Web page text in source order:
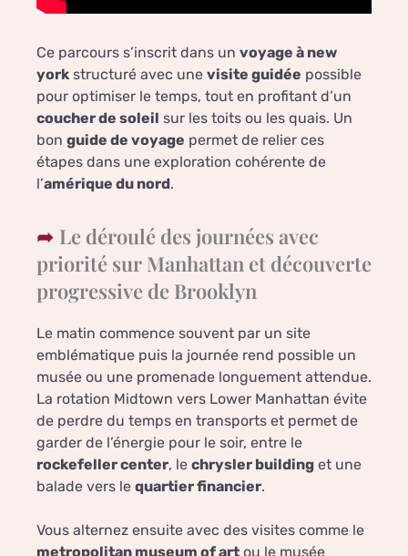
Ce parcours s’inscrit dans un voyage à new
york structuré avec une visite guidée possible
pour optimiser le temps, tout en profitant d’un
coucher de soleil sur les toits ou les quais. Un
bon guide de voyage permet de relier ces
étapes dans une exploration cohérente de
l’amérique du nord.
Le déroulé des journées avec
priorité sur Manhattan et découverte
progressive de Brooklyn
Le matin commence souvent par un site
emblématique puis la journée rend possible un
musée ou une promenade longuement attendue.
La rotation Midtown vers Lower Manhattan évite
de perdre du temps en transports et permet de
garder de l’énergie pour le soir, entre le
rockefeller center, le chrysler building et une
balade vers le quartier financier.
Vous alternez ensuite avec des visites comme le
metropolitan museum of art ou le musée